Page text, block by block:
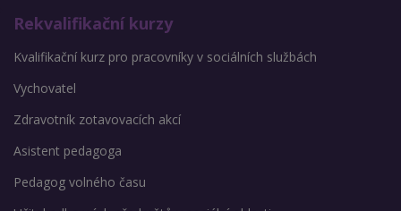
Rekvalifikační kurzy
Kvalifikační kurz pro pracovníky v sociálních službách
Vychovatel
Zdravotník zotavovacích akcí
Asistent pedagoga
Pedagog volného času